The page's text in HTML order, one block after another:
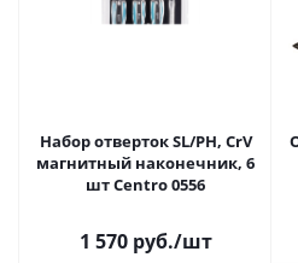
Набор отверток SL/PH, CrV
магнитный наконечник, 6
шт Centro 0556
1 570 руб./шт